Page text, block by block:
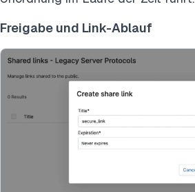
Freigabe und Link-Ablauf